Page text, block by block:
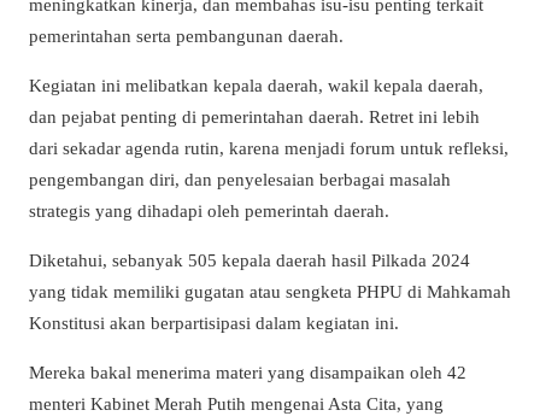
pemerintahan serta pembangunan daerah.
Kegiatan ini melibatkan kepala daerah, wakil kepala daerah,
dan pejabat penting di pemerintahan daerah. Retret ini lebih
dari sekadar agenda rutin, karena menjadi forum untuk refleksi,
pengembangan diri, dan penyelesaian berbagai masalah
strategis yang dihadapi oleh pemerintah daerah.
Diketahui, sebanyak 505 kepala daerah hasil Pilkada 2024
yang tidak memiliki gugatan atau sengketa PHPU di Mahkamah
Konstitusi akan berpartisipasi dalam kegiatan ini.
Mereka bakal menerima materi yang disampaikan oleh 42
menteri Kabinet Merah Putih mengenai Asta Cita, yang